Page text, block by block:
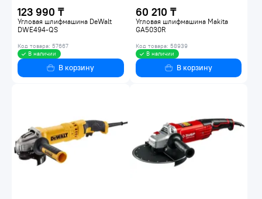
123 990 ₸
Угловая шлифмашина DeWalt
DWE494-QS
Код товара: 57667
В наличии
В корзину
60 210 ₸
Угловая шлифмашина Makita
GA5030R
Код товара: 58939
В наличии
В корзину